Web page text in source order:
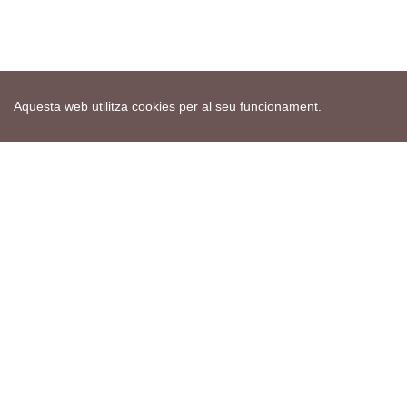
Aquesta web utilitza cookies per al seu funcionament.